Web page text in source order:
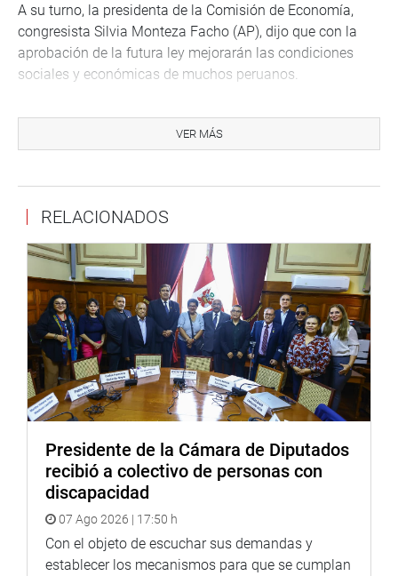
A su turno, la presidenta de la Comisión de Economía,
congresista Silvia Monteza Facho (AP), dijo que con la
aprobación de la futura ley mejorarán las condiciones
sociales y económicas de muchos peruanos.
Castro (PL) pidieron que sus proyectos de ley sobre este
mismo tema sean acumulados en el dictamen
Una vez concluido el debate multipartidario, la votación
final tuvo este resultado: 97 votos a favor, ninguno en
contra y cinco abstenciones.
OFICINA DE COMUNICACIONES
VER MÁS
RELACIONADOS
Presidente de la Cámara de Diputados
recibió a colectivo de personas con
discapacidad
07 Ago 2026 | 17:50 h
Con el objeto de escuchar sus demandas y
establecer los mecanismos para que se cumplan